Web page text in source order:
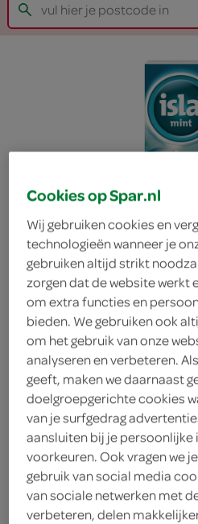
Isla
Isla
6.
59
30 Stuks
Cookies op Spar.nl
Wij gebruiken cookies en
technologieën wanneer je
gebruiken altijd strikt
zorgen dat de website werkt
om extra functies en
bieden. We gebruiken ook
om het gebruik van onze
analyseren en verbeteren.
geeft, maken we daarnaast
doelgroepgerichte cookies
van je surfgedrag
aansluiten bij je persoonlijke
voorkeuren. Ook vragen we
gebruik van social media
van sociale netwerken met
verbeteren, delen